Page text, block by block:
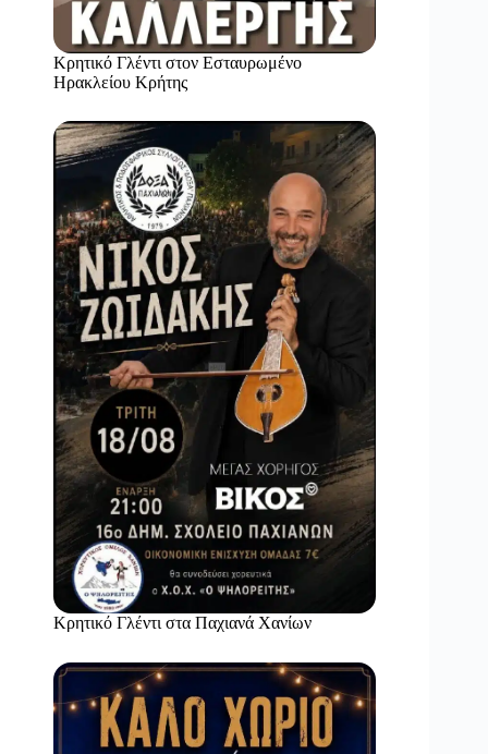
Κρητικό Γλέντι στον Εσταυρωμένο
Ηρακλείου Κρήτης
Κρητικό Γλέντι στα Παχιανά Χανίων